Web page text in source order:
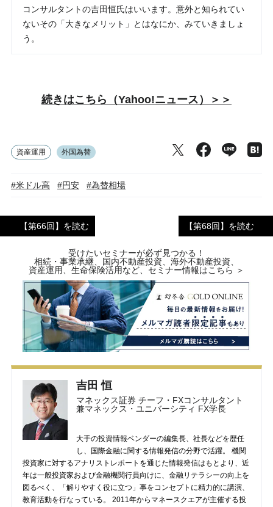
コンサルタントの吉田恒氏はいいます。意外と知られてい
ないその「大きなメリット」とはなにか、みていきましょ
う。
続きはこちら（Yahoo!ニュース）＞＞
資産運用 外国為替
#米ドル高 #円安 #為替相場
【第66回】を読む 【第68回】を読む
受けたいセミナーが必ず見つかる！
相続・事業承継、国内不動産投資、海外不動産投資、
資産運用、生命保険活用など、セミナー情報はこちら ＞
吉田 恒
マネックス証券 チーフ・FXコンサルタント
兼マネックス・ユニバーシティ FX学長
大手の投資情報ベンダーの編集長、社長などを歴任
し、国際金融に関する情報発信の分野で活躍。 機関
投資家に対するアナリストレポートを通じた情報発信はもとより、近
年は一般投資家および金融機関行員向けに、金融リテラシーの向上を
図るべく、「解りやすく役に立つ」事をコンセプトに精力的に講演、
教育活動を行なっている。 2011年からマネースクエアが主催する投